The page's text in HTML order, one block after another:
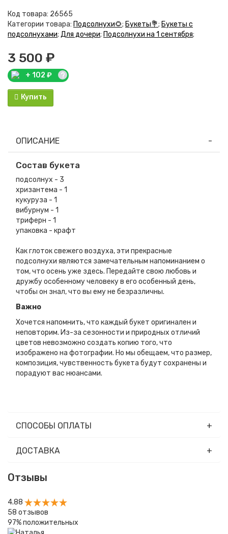
Код товара: 26565
Категории товара: Подсолнухи🌻; Букеты💐; Букеты с
подсолнухами; Для дочери; Подсолнухи на 1 сентября;
3 500 ₽
+ 102 ₽ ?
Купить
ОПИСАНИЕ
Состав букета
подсолнух - 3
хризантема - 1
кукуруза - 1
вибурнум - 1
триферн - 1
упаковка - крафт
Как глоток свежего воздуха, эти прекрасные
подсолнухи являются замечательным напоминанием о
том, что осень уже здесь. Передайте свою любовь и
дружбу особенному человеку в его особенный день,
чтобы он знал, что вы ему не безразличны.
Важно
Хочется напомнить, что каждый букет оригинален и
неповторим. Из-за сезонности и природных отличий
цветов невозможно создать копию того, что
изображено на фотографии. Но мы обещаем, что размер,
композиция, чувственность букета будут сохранены и
порадуют вас нюансами.
СПОСОБЫ ОПЛАТЫ
ДОСТАВКА
Отзывы
4.88
58 отзывов
97%положительных